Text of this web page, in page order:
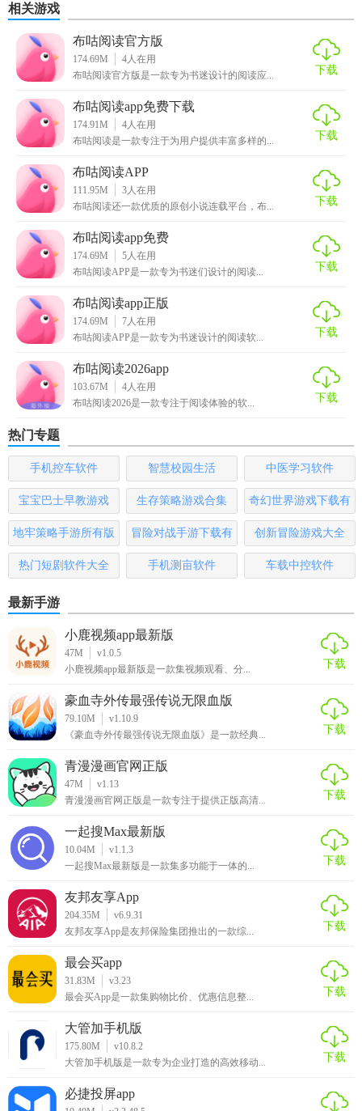
【布咕阅读app官方下载特色】
1. 个性化推荐：根据用户的阅读习惯和喜好，智能推荐相关
书籍，让阅读更加贴心。
2. 沉浸式阅读：提供多种主题皮肤和字体选择，用户可根据
个人喜好进行定制，打造专属的阅读环境。
3. 离线下载：支持书籍离线下载，无网络环境下也能畅享阅
读。
4. 社区互动：内置书迷社区，用户可分享书评、交流心得，
5. 更新提醒：关注书籍更新动态，实时推送最新章节，不错
过任何精彩内容。
【布咕阅读app官方下载亮点】
1. 海量资源：与多家出版社合作，提供丰富的电子书资源，
满足各种阅读需求。
2. 智能搜索：支持关键词搜索，快速定位目标书籍，提升阅
读效率。
适的阅读体验。
4. 书签功能：支持添加书签、笔记功能，方便用户记录阅读
进度和灵感。
【布咕阅读app官方下载优势】
1. 资源丰富：布咕阅读拥有庞大的书籍库，涵盖各类热门、
经典、小众书籍。
2. 界面友好：界面设计简洁直观，操作便捷，适合各年龄段
用户。
3. 更新迅速：与作者和出版社紧密合作，确保书籍内容及时
更新。
4. 安全稳定：采用先进加密技术，保障用户数据安全，阅读
过程流畅无广告干扰。
地享受阅读乐趣。
【布咕阅读app官方下载推荐】
如果你是一位热爱阅读的书籍爱好者，渴望在繁忙的生活中
找到一片属于自己的宁静之地，那么布咕阅读无疑是你的最
佳选择。它不仅能满足你的阅读需求，更能通过个性化的服
务和丰富的资源，让你的每一次点击都充满惊喜。赶快下载
相关游戏
布咕阅读官方版
174.69M 4人在用
布咕阅读官方版是一款专为书迷设计的阅读应...
下载
布咕阅读app免费下载
174.91M 4人在用
布咕阅读是一款专注于为用户提供丰富多样的...
下载
布咕阅读APP
111.95M 3人在用
布咕阅读还一款优质的原创小说连载平台，布...
下载
布咕阅读app免费
174.69M 5人在用
布咕阅读APP是一款专为书迷们设计的阅读...
下载
布咕阅读app正版
174.69M 7人在用
布咕阅读APP是一款专为书迷设计的阅读软...
下载
布咕阅读2026app
103.67M 4人在用
布咕阅读2026是一款专注于阅读体验的软...
下载
热门专题
手机控车软件 智慧校园生活 中医学习软件
宝宝巴士早教游戏 生存策略游戏合集
奇幻世界游戏下载有
哪些
地牢策略手游所有版
本
冒险对战手游下载有
哪些
创新冒险游戏大全
热门短剧软件大全 手机测亩软件 车载中控软件
最新手游
小鹿视频app最新版
47M
v1.0.5
小鹿视频app最新版是一款集视频观看、分...
下载
豪血寺外传最强传说无限血版
79.10M
v1.10.9
《豪血寺外传最强传说无限血版》是一款经典...
下载
青漫漫画官网正版
47M
v1.13
青漫漫画官网正版是一款专注于提供正版高清...
下载
一起搜Max最新版
10.04M
v1.1.3
一起搜Max最新版是一款集多功能于一体的...
下载
友邦友享App
204.35M
v6.9.31
友邦友享App是友邦保险集团推出的一款综...
下载
最会买app
31.83M
v3.23
最会买App是一款集购物比价、优惠信息整...
下载
大管加手机版
175.80M
v10.8.2
大管加手机版是一款专为企业打造的高效移动...
下载
必捷投屏app